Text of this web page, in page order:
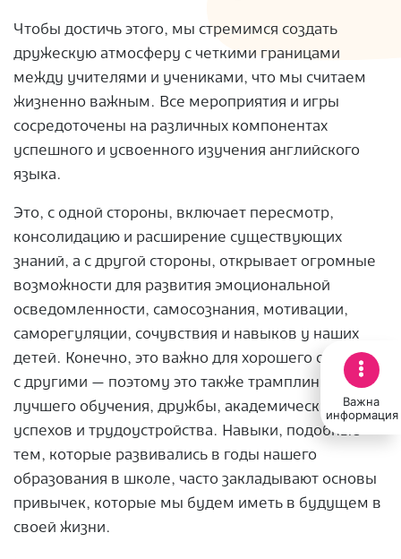
Важна
информация
Чтобы достичь этого, мы стремимся создать
дружескую атмосферу с четкими границами
между учителями и учениками, что мы считаем
жизненно важным. Все мероприятия и игры
сосредоточены на различных компонентах
успешного и усвоенного изучения английского
языка.
Это, с одной стороны, включает пересмотр,
консолидацию и расширение существующих
знаний, а с другой стороны, открывает огромные
возможности для развития эмоциональной
осведомленности, самосознания, мотивации,
саморегуляции, сочувствия и навыков у наших
детей. Конечно, это важно для хорошего общения
с другими — поэтому это также трамплин для
лучшего обучения, дружбы, академических
успехов и трудоустройства. Навыки, подобные
тем, которые развивались в годы нашего
образования в школе, часто закладывают основы
привычек, которые мы будем иметь в будущем в
своей жизни.